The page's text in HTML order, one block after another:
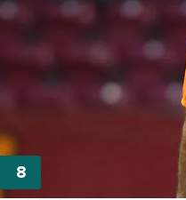
Sizlere daha iyi bir hizmet
Sitemizde kendimize ve
kullanılmaktadır. Bu
verileriniz işlenmekte
toplumu hizmetlerinin
kullanılmaktadır. Diğer
kılınması ve
reklam/pazarlama
sınırlı olarak açık rızanız